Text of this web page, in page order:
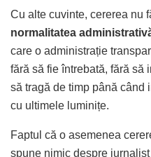
Cu alte cuvinte, cererea nu
normalitatea
care o administrație
fără să fie întrebată, fără să
să tragă de timp până când
cu ultimele luminițe.
Faptul că o asemenea
spune nimic despre